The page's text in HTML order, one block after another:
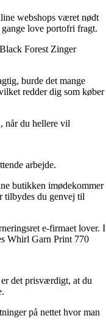
webshops været nødt
love portofri fragt.
Forest Zinger
burde det mange
redder dig som køber
når du hellere vil
arbejde.
butikken imødekommer
tilbydes du genvej til
e-firmaet lover. I
Whirl Garn Print 770
det prisværdigt, at du
på nettet hvor man